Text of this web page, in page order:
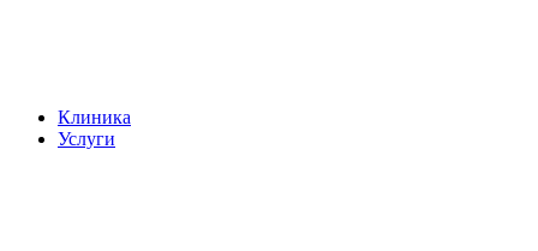
Клиника
Услуги